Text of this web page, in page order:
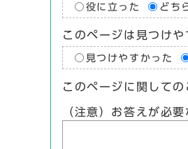
役に立った どち
このページは見つけや
見つけやすかった
このページに関して
（注意）お答えが必